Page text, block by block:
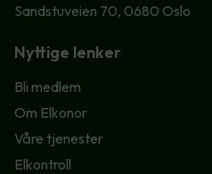
Sandstuveien 70, 0680 Oslo
Nyttige lenker
Bli medlem
Om Elkonor
Våre tjenester
Elkontroll